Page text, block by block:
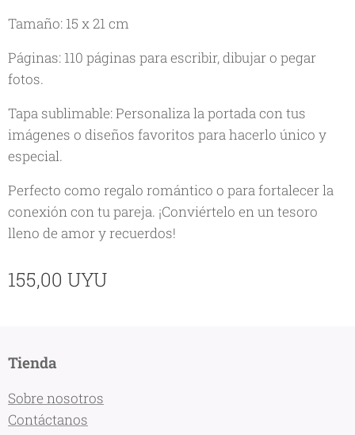
Tamaño: 15 x 21 cm
Páginas: 110 páginas para escribir, dibujar o pegar
fotos.
Tapa sublimable: Personaliza la portada con tus
imágenes o diseños favoritos para hacerlo único y
especial.
Perfecto como regalo romántico o para fortalecer la
conexión con tu pareja. ¡Conviértelo en un tesoro
lleno de amor y recuerdos!
155,00 UYU
Tienda
Sobre nosotros
Contáctanos